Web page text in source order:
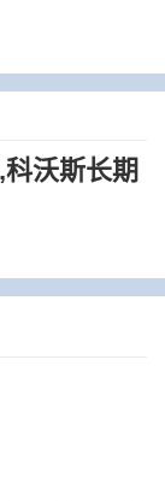
沃斯长期